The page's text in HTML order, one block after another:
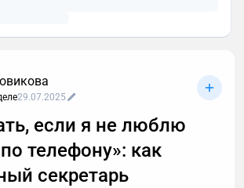
29.07.2025
если я не люблю
телефону»: как
секретарь